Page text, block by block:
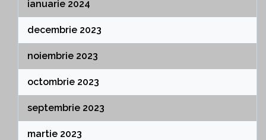
ianuarie 2024
decembrie 2023
noiembrie 2023
octombrie 2023
septembrie 2023
martie 2023